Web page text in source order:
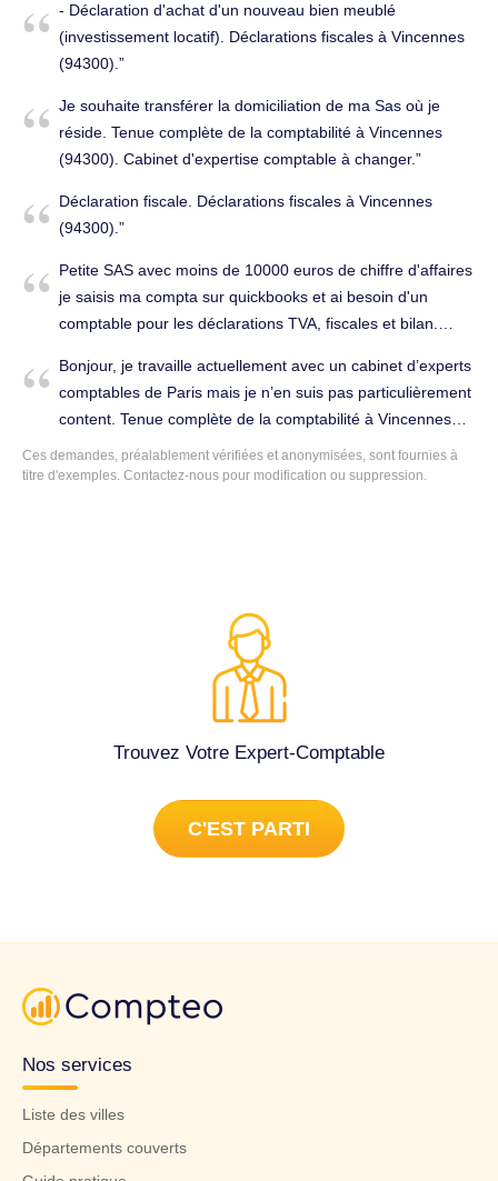
obligatoires. Je recherche un expert-comptable à
Vincennes capable de m’accompagner dans cette
démarche, notamment pour bien comprendre mes
obligations déclaratives et éviter toute complication avec
l’administration fiscale. Pourriez-vous me confirmer si vous
pouvez m’aider , par email si possible pr que je track car
Vincennes (94300).
- Déclaration d'achat d'un nouveau bien meublé
(investissement locatif). Déclarations fiscales à Vincennes
(94300).
Je souhaite transférer la domiciliation de ma Sas où je
réside. Tenue complète de la comptabilité à Vincennes
(94300). Cabinet d'expertise comptable à changer.
Déclaration fiscale. Déclarations fiscales à Vincennes
(94300).
Petite SAS avec moins de 10000 euros de chiffre d'affaires
je saisis ma compta sur quickbooks et ai besoin d'un
comptable pour les déclarations TVA, fiscales et bilan.
Bonjour, je travaille actuellement avec un cabinet d’experts
comptables de Paris mais je n’en suis pas particulièrement
content. Tenue complète de la comptabilité à Vincennes
(94300).
Ces demandes, préalablement vérifiées et anonymisées, sont fournies à
titre d'exemples. Contactez-nous pour modification ou suppression.
Trouvez Votre Expert-Comptable
C'EST PARTI
Nos services
Liste des villes
Départements couverts